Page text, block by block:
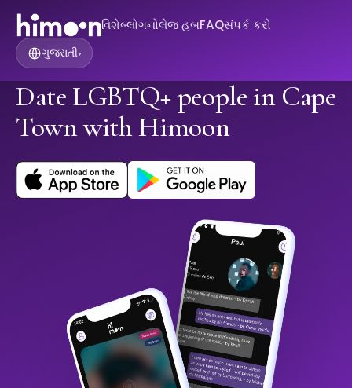
વિશેબ્લોગનોલેજ હબFAQસંપર્ક કરો
ગુજરાતી▾
Date LGBTQ+ people in Cape
Town with Himoon